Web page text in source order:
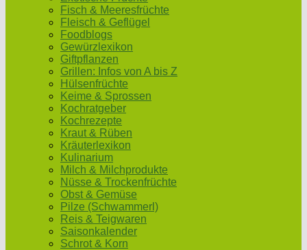
Fisch & Meeresfrüchte
Fleisch & Geflügel
Foodblogs
Gewürzlexikon
Giftpflanzen
Grillen: Infos von A bis Z
Hülsenfrüchte
Keime & Sprossen
Kochratgeber
Kochrezepte
Kraut & Rüben
Kräuterlexikon
Kulinarium
Milch & Milchprodukte
Nüsse & Trockenfrüchte
Obst & Gemüse
Pilze (Schwammerl)
Reis & Teigwaren
Saisonkalender
Schrot & Korn